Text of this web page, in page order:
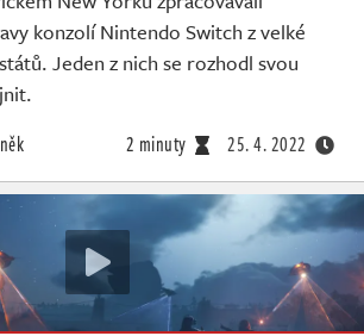
konzolí Nintendo Switch z velké
Jeden z nich se rozhodl svou
2 minuty 25. 4. 2022